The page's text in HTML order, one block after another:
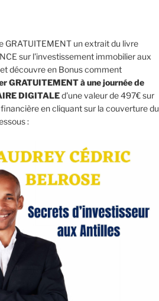
GRATUITEMENT un extrait du livre
sur l'investissement immobilier aux
découvre en Bonus comment
GRATUITEMENT à une journée de
DIGITALEd'une valeur de 497€ sur
en cliquant sur la couverture du
: